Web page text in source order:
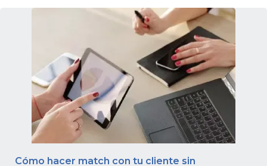
Cómo hacer match con tu cliente sin